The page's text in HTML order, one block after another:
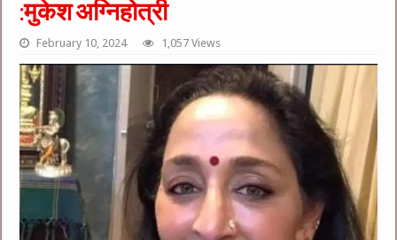
:मुकेश अग्निहोत्री
February 10, 2024 1,057 Views